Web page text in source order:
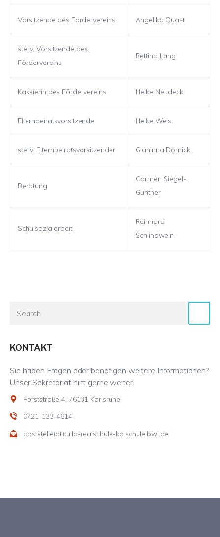
Vorsitzende des Fördervereins Angelika Quast
stellv. Vorsitzende des
Fördervereins
Bettina Lang
Kassierin des Fördervereins Heike Neudeck
Elternbeiratsvorsitzende Heike Weis
stellv. Elternbeiratsvorsitzender Gianinna Dornick
Beratung
Carmen Siegel-
Günther
Schulsozialarbeit
Reinhard
Schlindwein
KONTAKT
Sie haben Fragen oder benötigen weitere Informationen?
Unser Sekretariat hilft gerne weiter.
Forststraße 4, 76131 Karlsruhe
0721-133-4614
poststelle(at)tulla-realschule-ka.schule.bwl.de